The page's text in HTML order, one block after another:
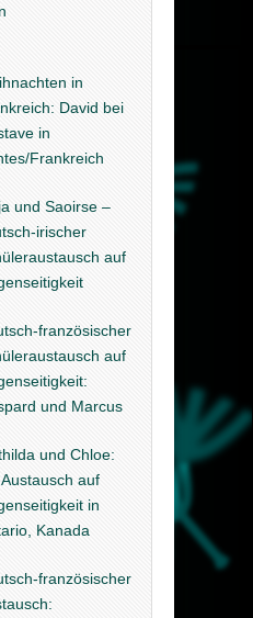
in
David bei
in
Frankreich
und Saoirse –
irischer
auf
französischer
auf
und Marcus
und Chloe:
Austausch auf
in
Kanada
französischer